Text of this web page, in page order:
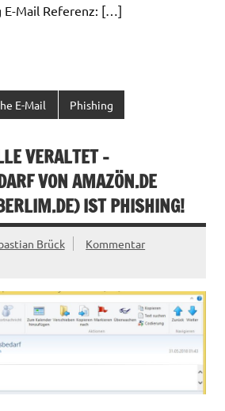
E-Mail Referenz: […]
E-Mail Phishing
VERALTET –
VON AMAZÖN.DE
) IST PHISHING!
Brück
Kommentar